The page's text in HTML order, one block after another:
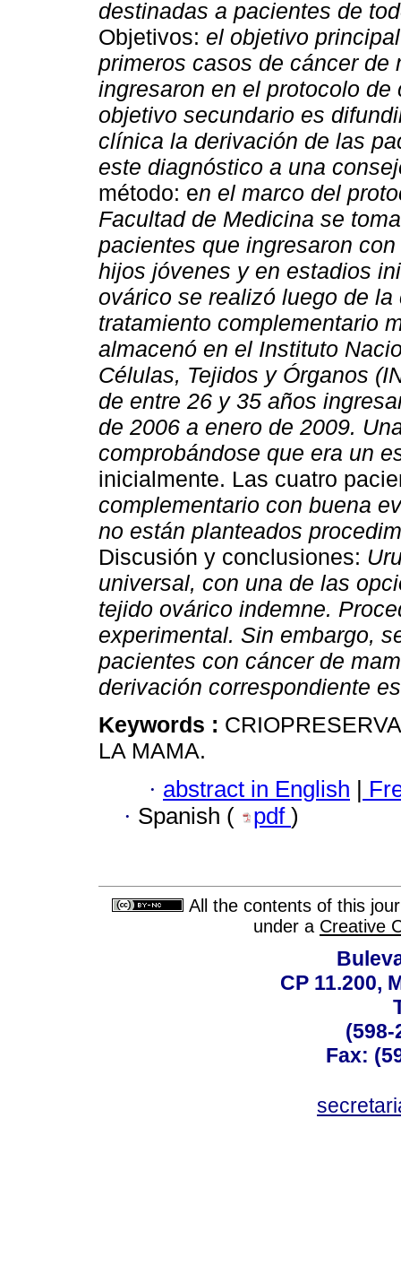
destinadas a pacientes de
Objetivos: el objetivo
primeros casos de cáncer de
ingresaron en el protocolo
objetivo secundario es
clínica la derivación de las
este diagnóstico a una
método: en el marco del
Facultad de Medicina se
pacientes que ingresaron
hijos jóvenes y en estadios
ovárico se realizó luego de
tratamiento complementario
almacenó en el Instituto
Células, Tejidos y Órganos
de entre 26 y 35 años
de 2006 a enero de 2009.
comprobándose que era un
inicialmente. Las cuatro
complementario con buena
no están planteados
Discusión y conclusiones:
universal, con una de las
tejido ovárico indemne.
experimental. Sin embargo,
pacientes con cáncer de
derivación correspondiente
Keywords :
LA MAMA.
· abstract in English |
· Spanish ( pdf )
All the contents of this
under a Creative
CP 11.200,
(598-
Fax: